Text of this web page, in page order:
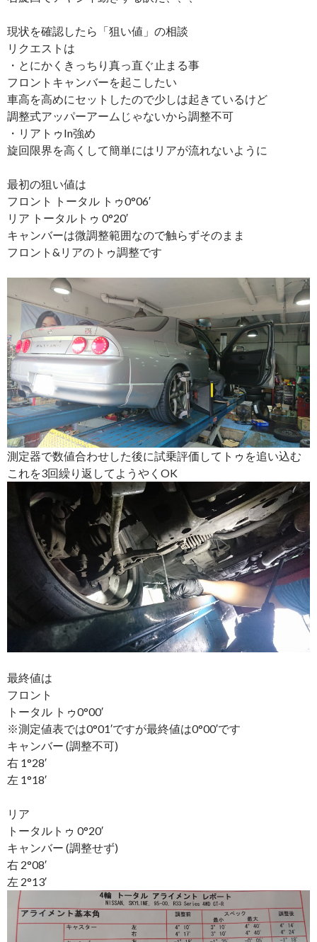
現状を確認したら「狙い値」の相談
リクエストは
・とにかくきっちり真っ直ぐ止まる事
フロントキャンバーを起こしたい
車高を高めにセットしたので少しは起きているけど
調整式アッパーアームじゃないから調整不可
・リアトゥIn強め
旋回限界を高くして簡単にはリアが流れないように
最初の狙い値は
フロント トータル トゥ0°06′
リア トータルトゥ 0°20′
キャンバーは微調整範囲なので触らずそのまま
フロント&リアのトゥ調整です
測定器で数値合わせした後に試乗評価してトゥを追い込む
これを3回繰り返してようやくOK
最終値は
フロント
トータル トゥ0°00′
※測定値表では0°01′ですが最終値は0°00′です
キャンバー (調整不可)
右 1°28′
左 1°18′
リア
トータルトゥ 0°20′
キャンバー (調整せず)
右 2°08′
左 2°13′